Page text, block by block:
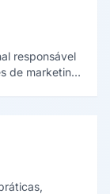
responsável
de marketing